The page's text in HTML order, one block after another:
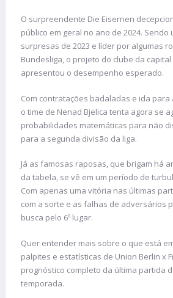
O surpreendente Die Eisernen
público em geral no ano de 2024. Sendo
surpresas de 2023 e líder por algumas
Bundesliga, o projeto do clube da
apresentou o desempenho esperado.
Com contratações badaladas e ida para
o time de Nenad Bjelica tenta agora se
probabilidades matemáticas para não
para a segunda divisão da liga.
Já as famosas raposas, que brigam há
da tabela, se vê em um período de
Com apenas uma vitória nas últimas
com a sorte e as falhas de adversários
busca pelo 6º lugar.
Quer entender mais sobre o que está
palpites e estatísticas de Union Berlin x
prognóstico completo da última partida
temporada.